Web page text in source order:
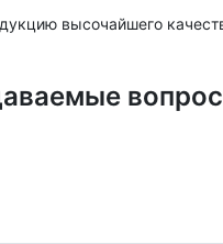
высочайшего